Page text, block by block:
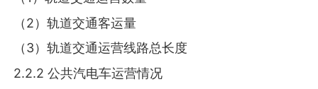
（2）轨道交通客运量
（3）轨道交通运营线路总长度
2.2.2 公共汽电车运营情况